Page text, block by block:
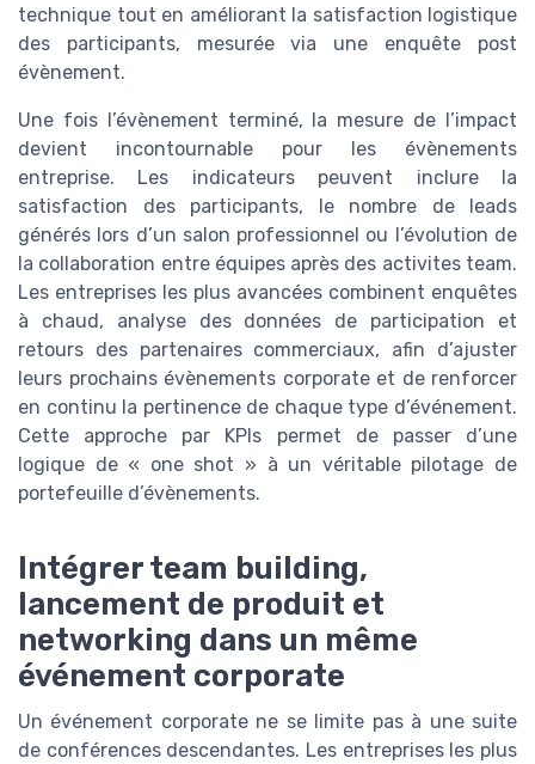
technique tout en améliorant la satisfaction logistique
des participants, mesurée via une enquête post
évènement.
Une fois l’évènement terminé, la mesure de l’impact
devient incontournable pour les évènements
entreprise. Les indicateurs peuvent inclure la
satisfaction des participants, le nombre de leads
générés lors d’un salon professionnel ou l’évolution de
la collaboration entre équipes après des activites team.
Les entreprises les plus avancées combinent enquêtes
à chaud, analyse des données de participation et
retours des partenaires commerciaux, afin d’ajuster
leurs prochains évènements corporate et de renforcer
en continu la pertinence de chaque type d’événement.
Cette approche par KPIs permet de passer d’une
logique de « one shot » à un véritable pilotage de
portefeuille d’évènements.
Intégrer team building,
lancement de produit et
networking dans un même
événement corporate
Un événement corporate ne se limite pas à une suite
de conférences descendantes. Les entreprises les plus